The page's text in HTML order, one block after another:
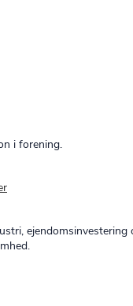
i forening.
ejendomsinvestering